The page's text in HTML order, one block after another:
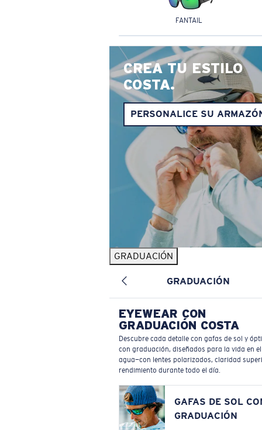
FANTAIL
CREA TU ESTILO
COSTA.
PERSONALICE SU
GRADUACIÓN
GRADUACIÓN
EYEWEAR CON
GRADUACIÓN COSTA
Descubre cada detalle con gafas de sol y
con graduación, diseñados para la vida en el
agua—con lentes polarizados, claridad
rendimiento durante todo el día.
GAFAS DE SOL
GRADUACIÓN